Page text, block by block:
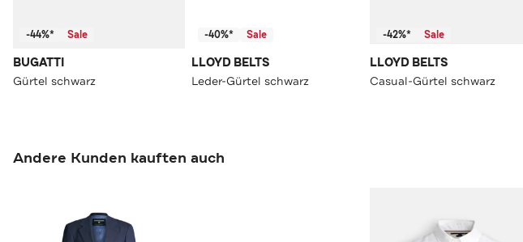
-44%* Sale
BUGATTI
Gürtel schwarz
-40%* Sale
LLOYD BELTS
Leder-Gürtel schwarz
-42%* Sale
LLOYD BELTS
Casual-Gürtel schwarz
Andere Kunden kauften auch